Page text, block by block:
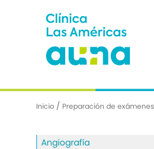
Inicio / Preparación de
Angiografía